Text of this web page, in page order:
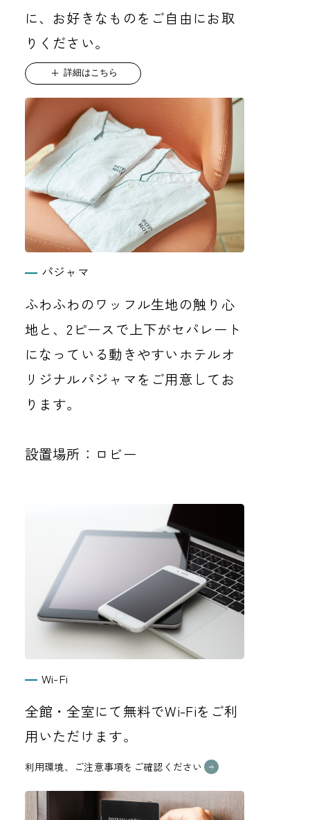
に、お好きなものをご自由にお取
りください。
詳細はこちら
パジャマ
ふわふわのワッフル生地の触り心
地と、2ピースで上下がセパレート
になっている動きやすいホテルオ
リジナルパジャマをご用意してお
ります。
設置場所：ロビー
Wi-Fi
全館・全室にて無料でWi-Fiをご利
用いただけます。
利用環境、ご注意事項をご確認ください